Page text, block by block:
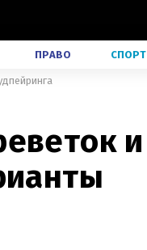
ПРАВО СПОРТ
и